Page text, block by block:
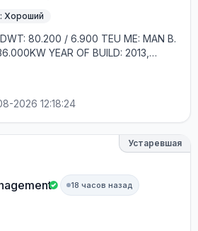
Хороший
DWT: 80.200 / 6.900 TEU ME: MAN B.
YEAR OF BUILD: 2013,
- GOOD ENGLISH -
IN RANK
2026 12:18:24
Устаревшая
18 часов назад